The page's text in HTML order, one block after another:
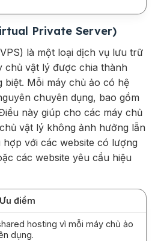
Private Server)
là một loại dịch vụ lưu trữ
chủ vật lý được chia thành
biệt. Mỗi máy chủ ảo có hệ
chuyên dụng, bao gồm
này giúp cho các máy chủ
vật lý không ảnh hưởng lẫn
với các website có lượng
các website yêu cầu hiệu
Ưu điểm
hosting vì mỗi máy chủ ảo
dụng.